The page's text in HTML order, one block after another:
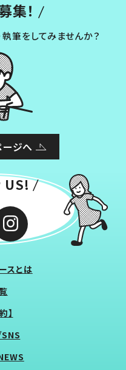
集！
筆をしてみませんか？
ジへ
US!
スとは
】
SNS